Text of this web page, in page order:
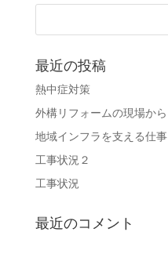
最近の投稿
熱中症対策
外構リフォームの現場から
地域インフラを支える仕事
工事状況２
工事状況
最近のコメント